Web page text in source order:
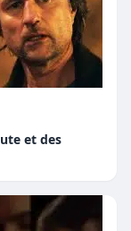
et des